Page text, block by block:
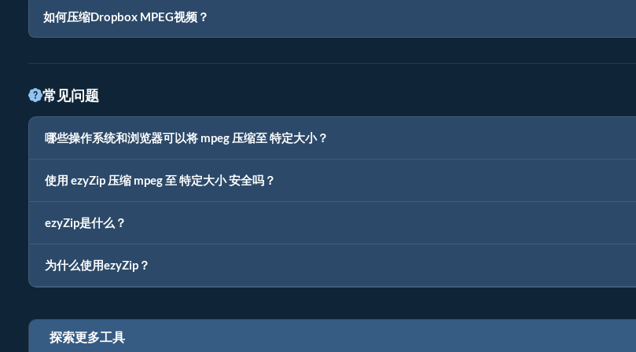
如何压缩Dropbox MPEG视频？
常见问题
哪些操作系统和浏览器可以将 mpeg 压缩至 特定大小？
使用 ezyZip 压缩 mpeg 至 特定大小 安全吗？
ezyZip是什么？
为什么使用ezyZip？
探索更多工具